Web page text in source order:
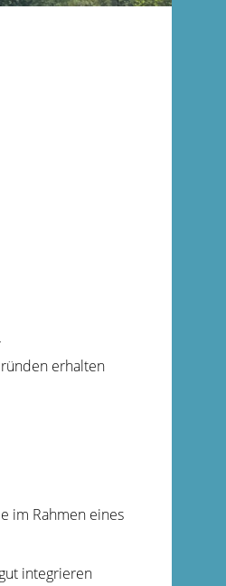
erhalten
im Rahmen eines
integrieren